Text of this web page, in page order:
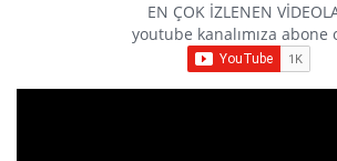
EN ÇOK İZLENEN
youtube kanalımıza abone